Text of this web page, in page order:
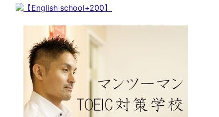
【English school+200】